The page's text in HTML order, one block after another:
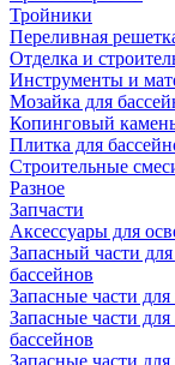
Тройники
Переливная
Отделка и
Инструменты и
Мозайка для
Копинговый
Плитка для
Строительные
Разное
Запчасти
Аксессуары для
Запасный части
бассейнов
Запасные части
Запасные части
бассейнов
Запасные части